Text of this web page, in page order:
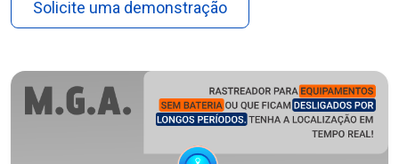
Solicite uma demonstração